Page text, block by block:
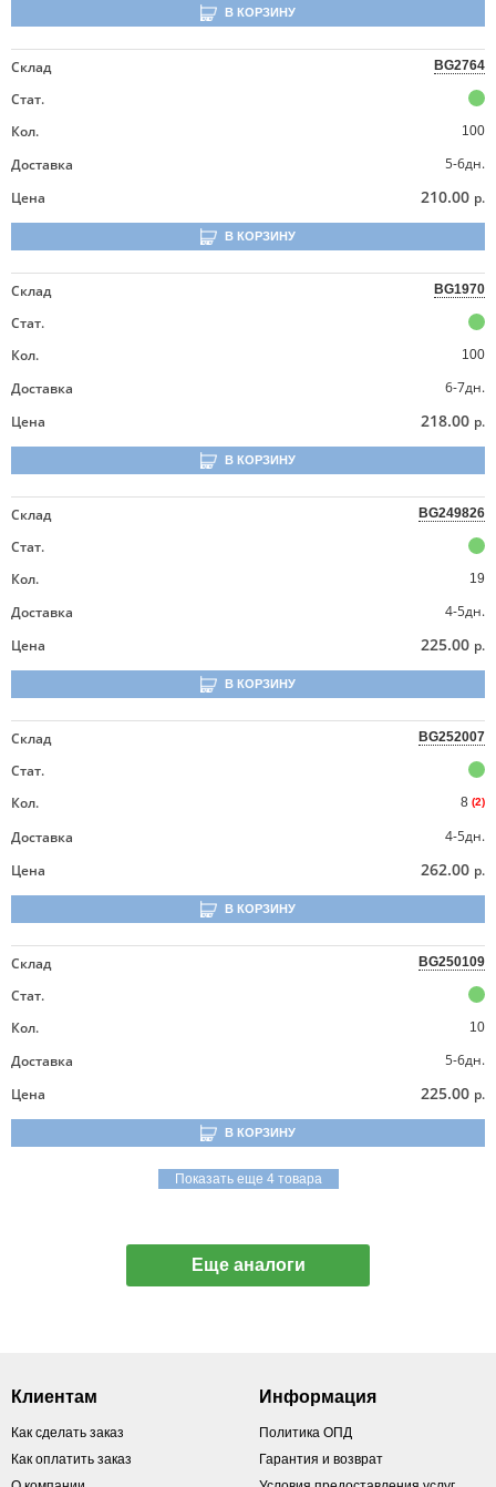
В КОРЗИНУ
Склад BG2764
Стат.
Кол.
100
Доставка
5-6дн.
Цена
210.00 р.
В КОРЗИНУ
Склад BG1970
Стат.
Кол.
100
Доставка
6-7дн.
Цена
218.00 р.
В КОРЗИНУ
Склад BG249826
Стат.
Кол.
19
Доставка
4-5дн.
Цена
225.00 р.
В КОРЗИНУ
Склад BG252007
Стат.
Кол.
8 (2)
Доставка
4-5дн.
Цена
262.00 р.
В КОРЗИНУ
Склад BG250109
Стат.
Кол.
10
Доставка
5-6дн.
Цена
225.00 р.
В КОРЗИНУ
Показать еще 4 товара
Еще аналоги
Клиентам
Как сделать заказ
Как оплатить заказ
Информация
Политика ОПД
Гарантия и возврат